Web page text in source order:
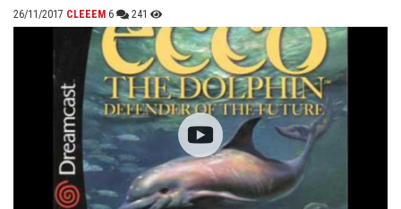
26/11/2017 CLEEEM 6 241